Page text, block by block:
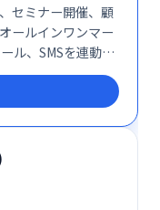
セミナー開催、顧
ールインワンマー
ル、SMSを連動さ
を最大化し、顧客
可能です。配信
間を短縮しコスト
イト作成やセミナ
スの効率化とスケ